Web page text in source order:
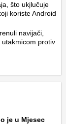
što ukjlučuje
koriste Android
navijači,
utakmicom protiv
je u Mjesec